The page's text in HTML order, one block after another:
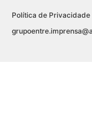
Política de Privacidade